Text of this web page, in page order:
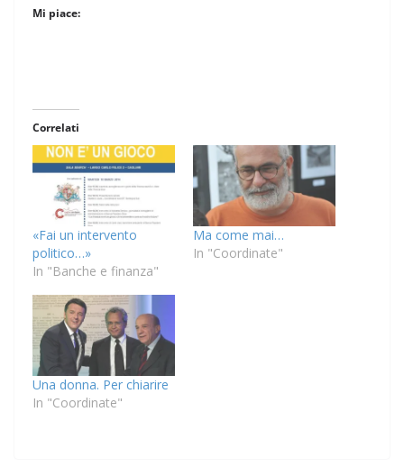
Mi piace:
Correlati
«Fai un intervento
politico…»
In "Banche e finanza"
Ma come mai…
In "Coordinate"
Una donna. Per chiarire
In "Coordinate"